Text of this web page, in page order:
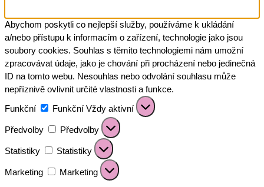
Abychom poskytli co nejlepší služby, používáme k ukládání
a/nebo přístupu k informacím o zařízení, technologie jako jsou
soubory cookies. Souhlas s těmito technologiemi nám umožní
zpracovávat údaje, jako je chování při procházení nebo jedinečná
ID na tomto webu. Nesouhlas nebo odvolání souhlasu může
nepříznivě ovlivnit určité vlastnosti a funkce.
Funkční
Funkční Vždy aktivní
Předvolby Předvolby
Statistiky Statistiky
Marketing Marketing